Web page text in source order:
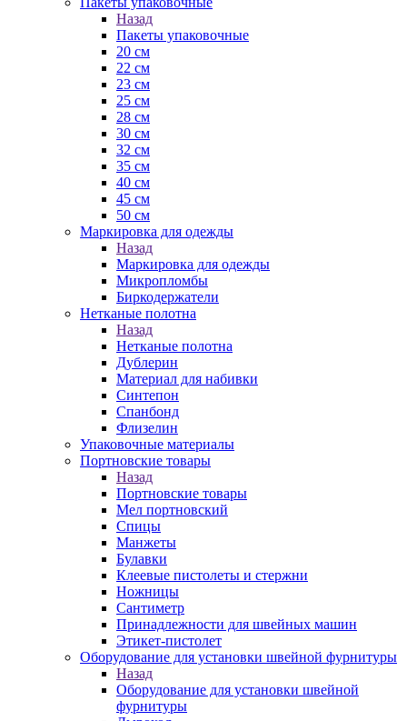
Назад
Пакеты упаковочные
20 см
22 см
23 см
25 см
28 см
30 см
32 см
35 см
40 см
45 см
50 см
Маркировка для одежды
Назад
Маркировка для одежды
Микропломбы
Биркодержатели
Нетканые полотна
Назад
Нетканые полотна
Дублерин
Материал для набивки
Синтепон
Спанбонд
Флизелин
Упаковочные материалы
Портновские товары
Назад
Портновские товары
Мел портновский
Спицы
Манжеты
Булавки
Клеевые пистолеты и стержни
Ножницы
Сантиметр
Принадлежности для швейных машин
Этикет-пистолет
Оборудование для установки швейной фурнитуры
Назад
Оборудование для установки швейной
фурнитуры